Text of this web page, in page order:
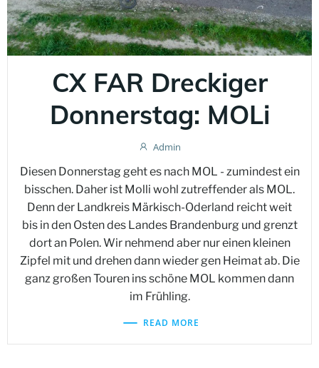
CX FAR Dreckiger
Donnerstag: MOLi
Admin
Diesen Donnerstag geht es nach MOL - zumindest ein
bisschen. Daher ist Molli wohl zutreffender als MOL.
Denn der Landkreis Märkisch-Oderland reicht weit
bis in den Osten des Landes Brandenburg und grenzt
dort an Polen. Wir nehmend aber nur einen kleinen
Zipfel mit und drehen dann wieder gen Heimat ab. Die
ganz großen Touren ins schöne MOL kommen dann
im Frühling.
READ MORE